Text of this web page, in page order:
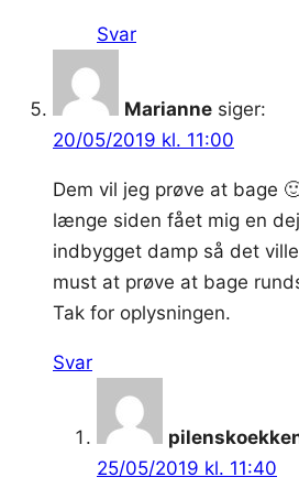
Svar
Marianne siger:
20/05/2019 kl. 11:00
Dem vil jeg prøve at bage
længe siden fået mig en
indbygget damp så det
must at prøve at bage
Tak for oplysningen.
Svar
25/05/2019 kl. 11:40